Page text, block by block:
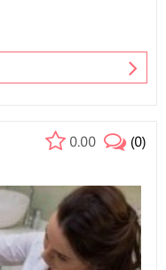
0.00 (0)